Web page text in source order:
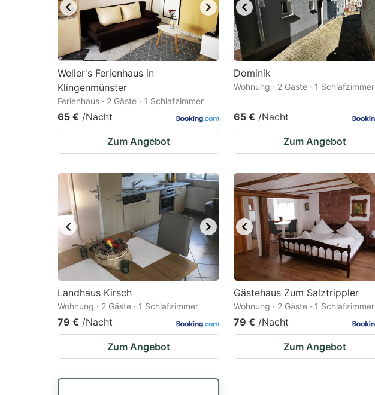
Weller's Ferienhaus in
Klingenmünster
Ferienhaus · 2 Gäste · 1 Schlafzimmer
65 € /Nacht
Zum Angebot
Dominik
Wohnung · 2 Gäste · 1 Schlafzimmer
65 € /Nacht
Zum Angebot
Landhaus Kirsch
Wohnung · 2 Gäste · 1 Schlafzimmer
79 € /Nacht
Zum Angebot
Gästehaus Zum Salztrippler
Wohnung · 2 Gäste · 1 Schlafzimmer
79 € /Nacht
Zum Angebot